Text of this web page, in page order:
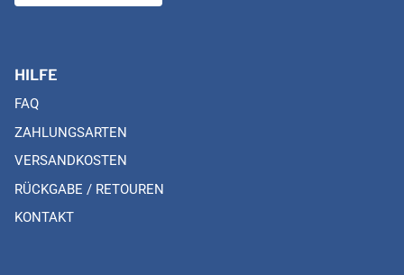
HILFE
FAQ
ZAHLUNGSARTEN
VERSANDKOSTEN
RÜCKGABE / RETOUREN
KONTAKT